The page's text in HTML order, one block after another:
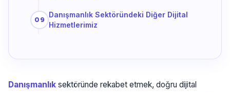
Danışmanlık Sektöründeki Diğer Dijital
Hizmetlerimiz
Danışmanlık sektöründe rekabet etmek, doğru dijital